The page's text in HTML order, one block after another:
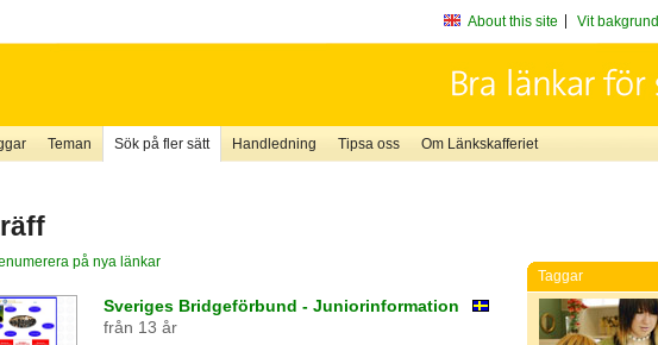
About this site Vit bakgrund
Teman Sök på fler sätt Handledning Tipsa oss Om Länkskafferiet
på nya länkar
Sveriges Bridgeförbund - Juniorinformation
från 13 år
Taggar